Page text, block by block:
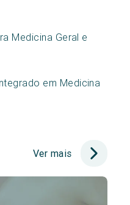
Medicina Geral e
em Medicina
Ver mais